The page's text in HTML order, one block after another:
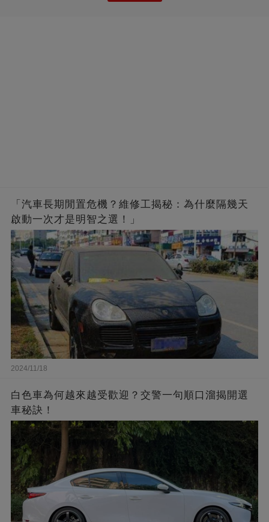
「汽車長期閒置危機？維修工揭秘：為什麼隔幾天
啟動一次才是明智之選！」
2024/11/18
白色車為何越來越受歡迎？交警一句順口溜揭開選
車秘訣！